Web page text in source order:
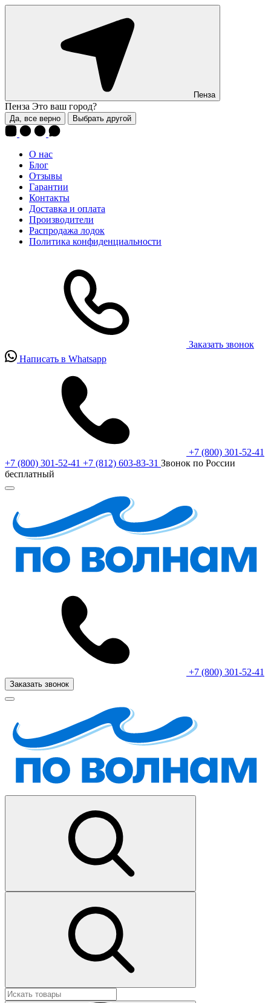
Пенза
Пенза Это ваш город?
Да, все верно Выбрать другой
О нас
Блог
Отзывы
Гарантии
Контакты
Доставка и оплата
Производители
Распродажа лодок
Политика конфиденциальности
Заказать звонок
Написать в Whatsapp
+7 (800) 301-52-41
+7 (800) 301-52-41 +7 (812) 603-83-31 Звонок по России
бесплатный
+7 (800) 301-52-41
Заказать звонок